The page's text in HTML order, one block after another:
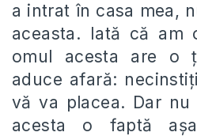
a intrat în casa mea,
aceasta. Iată că am
omul acesta are o
aduce afară:
vă va placea. Dar
acesta o faptă